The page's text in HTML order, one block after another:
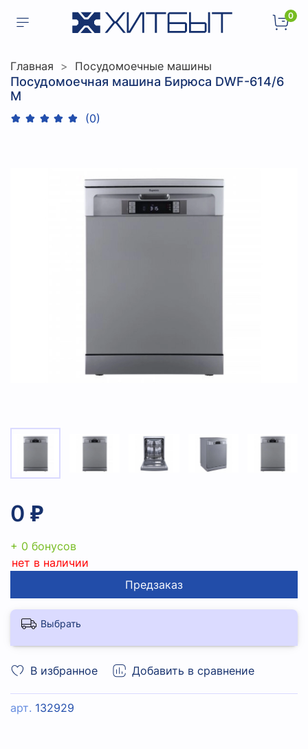
0
Главная Посудомоечные машины
Посудомоечная машина Бирюса DWF-614/6
M
(0)
В избранное Добавить в сравнение
арт. 132929
0 ₽
+ 0 бонусов
нет в наличии
Предзаказ
Выбрать